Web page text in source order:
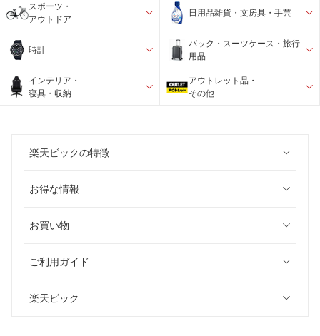
スポーツ・
アウトドア
日用品雑貨・文房具・手芸
時計
バック・スーツケース・旅行
用品
インテリア・
寝具・収納
アウトレット品・
その他
楽天ビックの特徴
お得な情報
お買い物
ご利用ガイド
楽天ビック